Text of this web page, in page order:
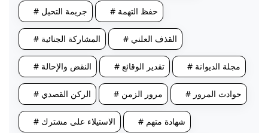
# جريمة التحيل # حفظ التهمة
# المشاركة الجنائية # القذف العلني
# النقض والإحالة # تقدير الوقائع # مجلة الديوانة
# الركن القصدي # مرور الزمن # حوادث المرور
# الاستيلاء على مشترك # شهادة متهم